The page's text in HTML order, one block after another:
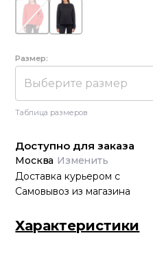
Размер:
Выберите размер
Таблица размеров
Доступно для заказа
Москва Изменить
Доставка курьером с
Самовывоз из магазина
Характеристики